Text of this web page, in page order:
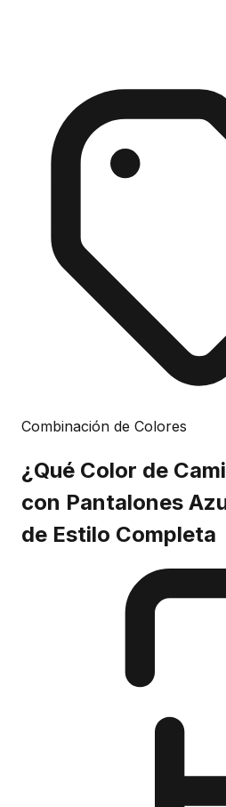
Combinación de Colores
¿Qué Color de
con Pantalones
de Estilo Completa